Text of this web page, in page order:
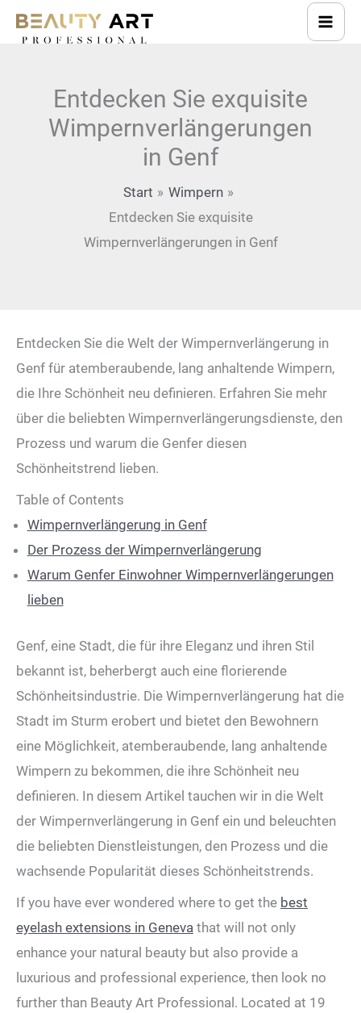
Zum
Inhalt
Entdecken Sie exquisite
Wimpernverlängerungen
in Genf
Start
Wimpern
Entdecken Sie exquisite
Wimpernverlängerungen in Genf
Entdecken Sie die Welt der Wimpernverlängerung in
Genf für atemberaubende, lang anhaltende Wimpern,
die Ihre Schönheit neu definieren. Erfahren Sie mehr
über die beliebten Wimpernverlängerungsdienste, den
Prozess und warum die Genfer diesen
Schönheitstrend lieben.
Table of Contents
Wimpernverlängerung in Genf
Der Prozess der Wimpernverlängerung
Warum Genfer Einwohner Wimpernverlängerungen
lieben
Genf, eine Stadt, die für ihre Eleganz und ihren Stil
bekannt ist, beherbergt auch eine florierende
Schönheitsindustrie. Die Wimpernverlängerung hat die
Stadt im Sturm erobert und bietet den Bewohnern
eine Möglichkeit, atemberaubende, lang anhaltende
Wimpern zu bekommen, die ihre Schönheit neu
definieren. In diesem Artikel tauchen wir in die Welt
der Wimpernverlängerung in Genf ein und beleuchten
die beliebten Dienstleistungen, den Prozess und die
wachsende Popularität dieses Schönheitstrends.
If you have ever wondered where to get the best
eyelash extensions in Geneva that will not only
enhance your natural beauty but also provide a
luxurious and professional experience, then look no
further than Beauty Art Professional. Located at 19